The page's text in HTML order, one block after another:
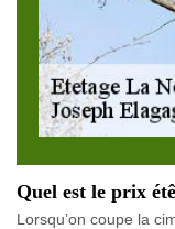
Quel est le prix
Lorsqu’on coupe la